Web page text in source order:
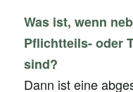
Was ist, wenn
Pflichtteils- oder
sind?
Dann ist eine